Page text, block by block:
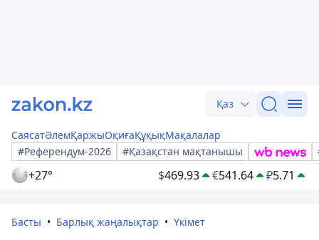
Қаз
СаясатӘлемҚаржыОқиғаҚұқықМақалалар
#Референдум-2026
#Қазақстан мақтанышы
+27° $469.93 €541.64 ₽5.71
Басты Барлық жаңалықтар Үкімет